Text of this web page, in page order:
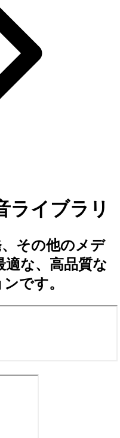
ライブラリ
その他のメデ
適な、高品質な
です。